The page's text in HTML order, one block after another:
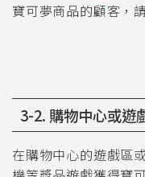
寶可夢商品的顧客，
3-2. 購物中心或遊
在購物中心的遊戲區